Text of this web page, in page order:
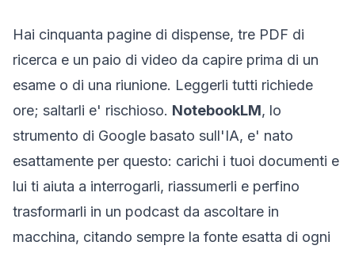
Hai cinquanta pagine di dispense, tre PDF di
ricerca e un paio di video da capire prima di un
esame o di una riunione. Leggerli tutti richiede
ore; saltarli e' rischioso. NotebookLM, lo
strumento di Google basato sull'IA, e' nato
esattamente per questo: carichi i tuoi documenti e
lui ti aiuta a interrogarli, riassumerli e perfino
trasformarli in un podcast da ascoltare in
macchina, citando sempre la fonte esatta di ogni